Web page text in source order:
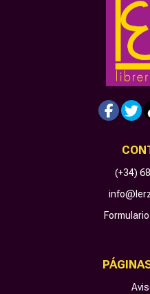
(+34)